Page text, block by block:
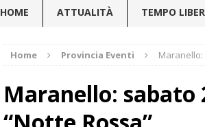
HOME ATTUALITÀ TEMPO
Home Provincia Eventi Maranello:
Maranello: sabato